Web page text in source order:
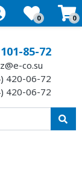
0 0
85-72
co.su
420-06-72
420-06-72